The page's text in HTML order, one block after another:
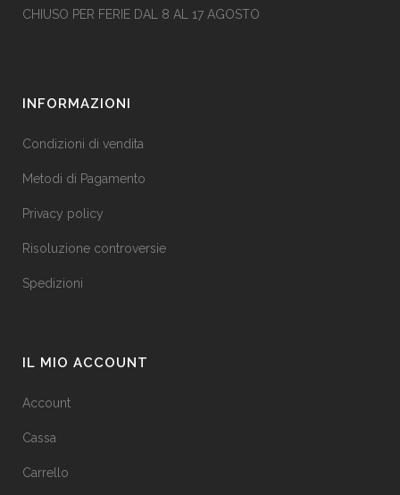
CHIUSO PER FERIE DAL 8 AL 17 AGOSTO
INFORMAZIONI
Condizioni di vendita
Metodi di Pagamento
Privacy policy
Risoluzione controversie
Spedizioni
IL MIO ACCOUNT
Account
Cassa
Carrello